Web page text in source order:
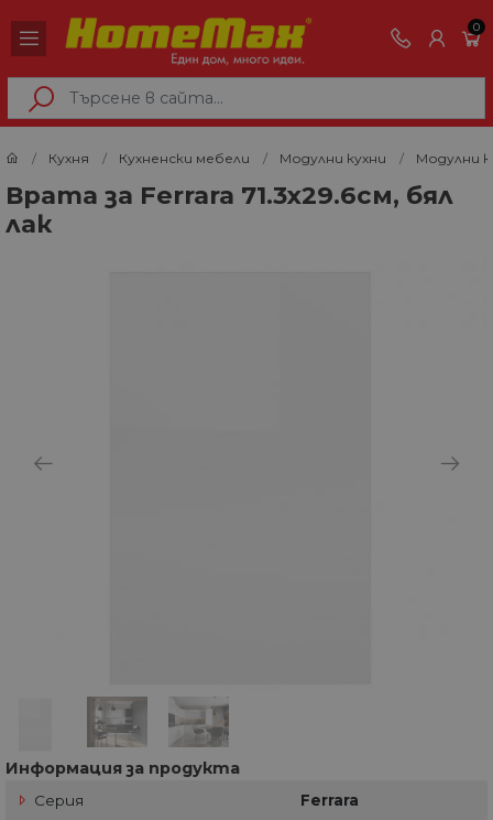
0
Кухня Кухненски мебели Модулни кухни Модулни
Врата за Ferrara 71.3х29.6см, бял
лак
Информация за продукта
Серия Ferrara